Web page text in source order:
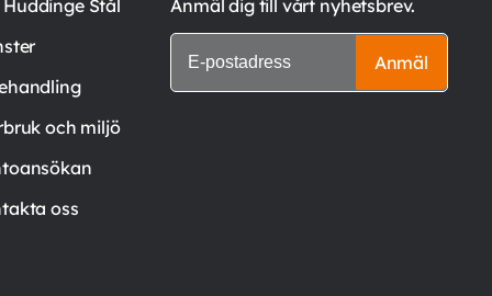
Stål
och miljö
oss
Anmäl dig till vårt nyhetsbrev.
Anmäl